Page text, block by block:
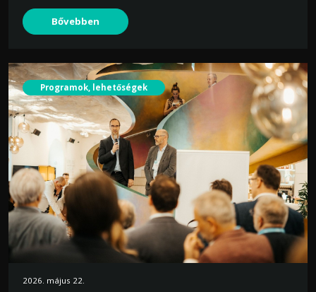
Bővebben
Programok, lehetőségek
2026. május 22.